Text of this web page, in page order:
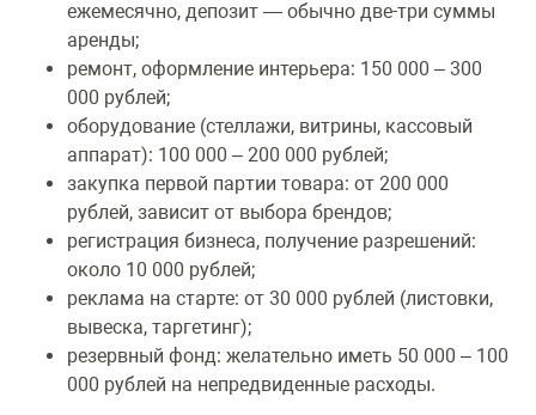
ежемесячно, депозит — обычно две-три суммы
аренды;
ремонт, оформление интерьера: 150 000 – 300
000 рублей;
оборудование (стеллажи, витрины, кассовый
аппарат): 100 000 – 200 000 рублей;
закупка первой партии товара: от 200 000
рублей, зависит от выбора брендов;
регистрация бизнеса, получение разрешений:
около 10 000 рублей;
реклама на старте: от 30 000 рублей (листовки,
вывеска, таргетинг);
резервный фонд: желательно иметь 50 000 – 100
000 рублей на непредвиденные расходы.